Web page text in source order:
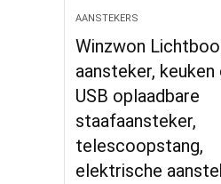
AANSTEKERS
Winzwon
aansteker,
USB oplaadbare
staafaansteker,
telescoopstang,
elektrische